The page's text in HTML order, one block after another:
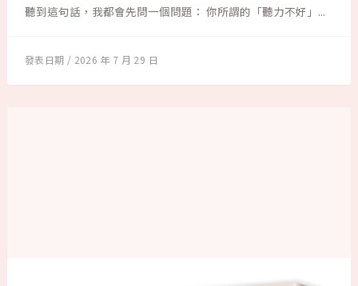
聽到這句話，我都會先問一個問題： 你所謂的「聽力不好」...
2026 年 7 月 29 日